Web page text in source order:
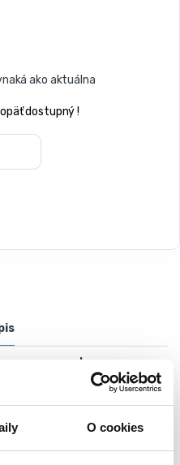
O cookies
ako aktuálna
dostupný !
VERTO | 52G500
funkciu zametania, vysávania
suchého záhradného